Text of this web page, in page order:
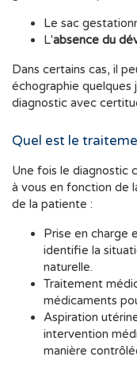
Le sac
L'absence du
Dans certains cas, il
échographie quelques
diagnostic avec
Quel est le
Une fois le diagnostic
à vous en fonction de
de la patiente :
Prise en charge
identifie la
naturelle.
Traitement
médicaments
Aspiration
intervention
manière